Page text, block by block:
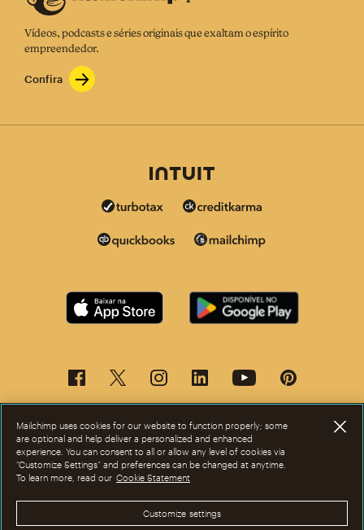
Vídeos, podcasts e séries originais que exaltam o espírito
empreendedor.
Confira
Mailchimp uses cookies for our website to function properly; some
are optional and help deliver a personalized and enhanced
experience. You can consent to all or allow any level of cookies via
“Customize Settings” and preferences can be changed at anytime.
To learn more, read our Cookie Statement
Customize settings